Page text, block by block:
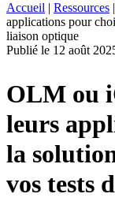
FR
Produits
Soutien
Services
Acheter
Ressources
Contactez-
nous
S'enregistrer
Se
Accueil | Ressources |
applications pour
liaison optique
Publié le 12 août
OLM ou
leurs
la
vos tests